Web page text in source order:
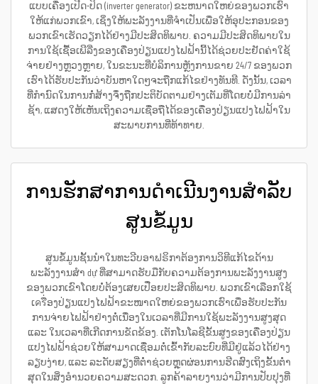
ແບບເຄື່ອງເປີດ-ປິດ (inverter generator) ຂະຫນາດໃຫຍ່ຂອງພວກເຮົາ
ໃຫ້ແກ່ພວກເຂົາ, ເຊິ່ງໃຫ້ພະລັງງານທີ່ຈຳເປັນເພື່ອໃຫ້ອຸປະກອນຂອງ
ພວກເຂົາເຮັດວຽກໄດ້ຢ່າງມີປະສິດທິພາບ. ຄວາມມີປະສິດທິພາບໃນ
ການໃຊ້ເຊື້ອເພີລີ່ງຂອງເຄື່ອງປ່ຽນແປງໄຟຟ້ານີ້ໄດ້ຊ່ວຍປະຢັດຄ່າໃຊ້
ຈ່າຍຢ່າງຫຼວງຫຼາຍ, ໃນຂະນະທີ່ບໍລິການຫຼັງການຂາຍ 24/7 ຂອງພວກ
ເຮົາໄດ້ຮັບປະກັນວ່າບັນຫາໃດໆຈະຖືກແກ້ໄຂຢ່າງທັນທີ. ດັ່ງນັ້ນ, ເວລາ
ທີ່ກຳນົດໃນການກໍ່ສ້າງຈຶ່ງຖືກປະຕິບັດຕາມຢ່າງເຕັມທີ່ໂດຍບໍ່ມີການລ່າ
ຊ້າ, ແສດງໃຫ້ເຫັນເຖິງຄວາມເຊື່ອຖືໄດ້ຂອງເຄື່ອງປ່ຽນແປງໄຟຟ້າໃນ
ສະພາບການທີ່ທ້າທາຍ.
ການຮັກສາການດຳເນີນງານສຳລັບ
ສູນຂໍ້ມູນ
ສູນຂໍ້ມູນຊັ້ນນຳໃນທະວີບອາຟຣິກາຕ້ອງການວິທີແກ້ໄຂດ້ານ
ພະລັງງານສຳ dự ທີ່ສາມາດຮັບມືກັບຄວາມຕ້ອງການພະລັງງານສູງ
ຂອງພວກເຂົາໂດຍບໍ່ຕ້ອງເສຍເປື່ອຍປະສິດທິພາບ. ພວກເຂົາເລືອກໃຊ້
ເครື່ອງປ່ຽນແປງໄຟຟ້າຂະໜາດໃຫຍ່ຂອງພວກເຮົາເພື່ອຮັບປະກັນ
ການຈ່າຍໄຟຟ້າຢ່າງຕໍ່ເນື່ອງໃນເວລາທີ່ມີການໃຊ້ພະລັງງານສູງສຸດ
ແລະ ໃນເວລາທີ່ເກີດການຂັດຂ້ອງ. ເຕັກໂນໂລຊີຂັ້ນສູງຂອງເຄື່ອງປ່ຽນ
ແປງໄຟຟ້າຊ່ວຍໃຫ້ສາມາດເຊື່ອມຕໍ່ເຂົ້າກັບລະບົບທີ່ມີຢູ່ແລ້ວໄດ້ຢ່າງ
ລຽບງ່າຍ, ແລະ ລະດັບສຽງທີ່ຕ່ຳຊ່ວຍຫຼຸດຜ່ອນການຮີດສົງເຖິງຂັ້ນຕ່ຳ
ສຸດໃນສິ່ງອຳນວຍຄວາມສະດວກ. ລູກຄ້າລາຍງານວ່າມີການປັບປຸງທີ່